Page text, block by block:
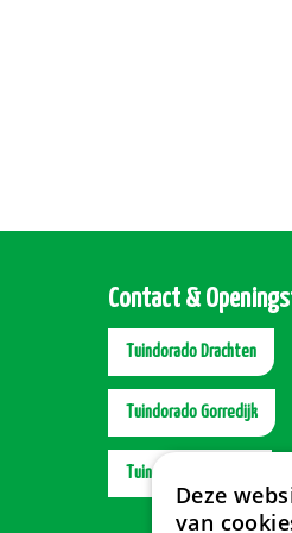
Contact &
Tuindorado Drachten
Tuindorado Gorredijk
Tuindorado Wolvega
Deze
van